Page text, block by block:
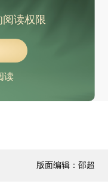
读权限
读
版面编辑：邵超